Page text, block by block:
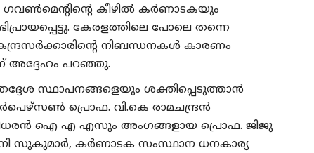
ഗവൺമെന്റിന്റെ കീഴിൽ കർണാടകയും
കേരളത്തിലെ പോലെ തന്നെ
നിബന്ധനകൾ കാരണം
അദ്ദേഹം പറഞ്ഞു.
സ്ഥാപനങ്ങളെയും ശക്തിപ്പെടുത്താൻ
പ്രൊഫ. വി.കെ രാമചന്ദ്രൻ
ഐ എ എസും അംഗങ്ങളായ പ്രൊഫ. ജിജു
സുകുമാര്‍, കർണാടക സംസ്ഥാന ധനകാര്യ